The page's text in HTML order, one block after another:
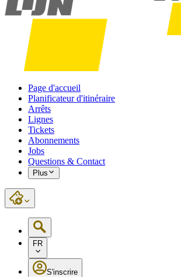
Page d'accueil
Planificateur d'itinéraire
Arrêts
Lignes
Tickets
Abonnements
Jobs
Questions & Contact
Plus
FR
S'inscrire